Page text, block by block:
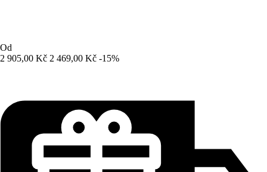
Od
2 905,00 Kč 2 469,00 Kč -15%